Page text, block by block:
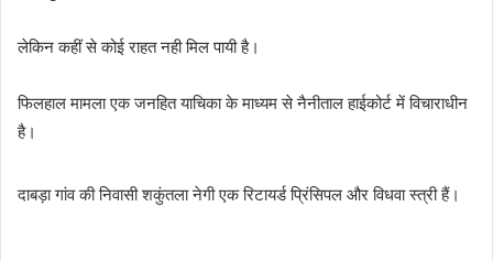
लेकिन कहीं से कोई राहत नही मिल पायी है।
फिलहाल मामला एक जनहित याचिका के माध्यम से नैनीताल हाईकोर्ट में विचाराधीन
है।
दाबड़ा गांव की निवासी शकुंतला नेगी एक रिटायर्ड प्रिंसिपल और विधवा स्त्री हैं।